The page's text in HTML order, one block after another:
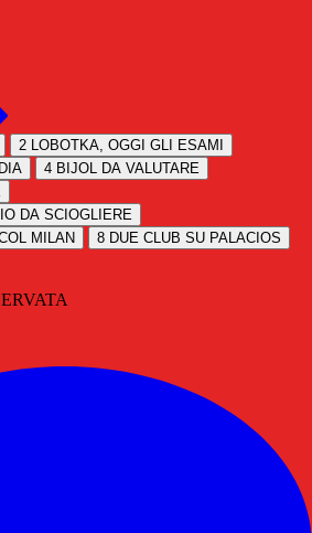
2 LOBOTKA, OGGI GLI ESAMI
4 BIJOL DA VALUTARE
DA SCIOGLIERE
MILAN 8 DUE CLUB SU PALACIOS